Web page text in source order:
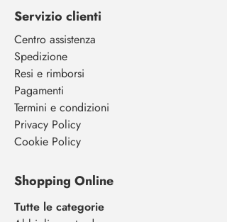
Servizio clienti
Centro assistenza
Spedizione
Resi e rimborsi
Pagamenti
Termini e condizioni
Privacy Policy
Cookie Policy
Shopping Online
Tutte le categorie